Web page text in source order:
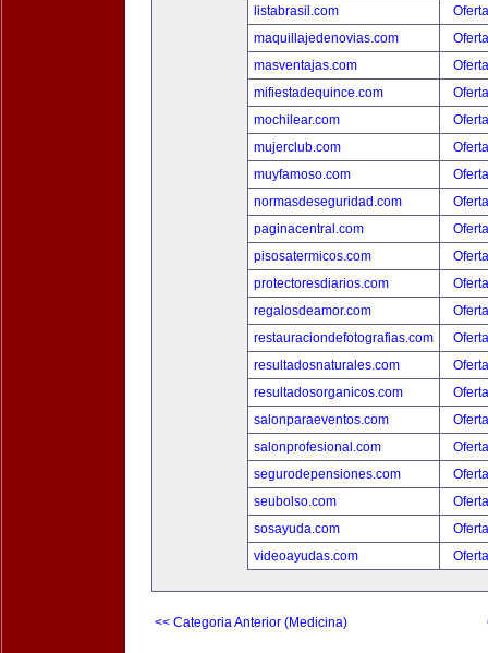
listabrasil.com
maquillajedenovias.com
masventajas.com
mifiestadequince.com
mochilear.com
mujerclub.com
muyfamoso.com
normasdeseguridad.com
paginacentral.com
pisosatermicos.com
protectoresdiarios.com
regalosdeamor.com
restauraciondefotografias.com
resultadosnaturales.com
resultadosorganicos.com
salonparaeventos.com
salonprofesional.com
segurodepensiones.com
seubolso.com
sosayuda.com
videoayudas.com
<< Categoria Anterior (Medicina)